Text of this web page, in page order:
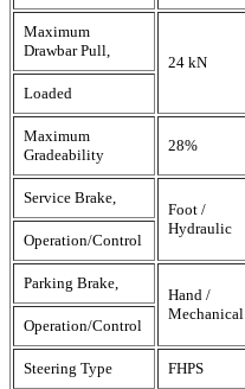
Maximum
Drawbar Pull,
24 kN
Loaded
Maximum
Gradeability
28%
Service Brake,
Foot /
Hydraulic
Operation/Control
Parking Brake,
Hand /
Mechanical
Operation/Control
Steering Type FHPS